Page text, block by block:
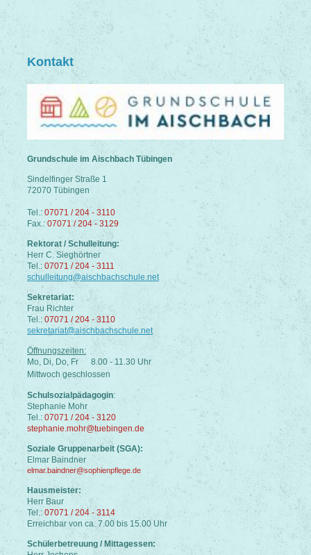
Kontakt
Grundschule im Aischbach Tübingen
Sindelfinger Straße 1
72070 Tübingen
Tel.: 07071 / 204 - 3110
Fax.:07071 / 204 - 3129
Rektorat / Schulleitung:
Herr C. Sieghörtner
Tel.: 07071 / 204 - 3111
schulleitung@aischbachschule.net
Sekretariat:
Frau Richter
Tel.: 07071 / 204 - 3110
sekretariat@aischbachschule.net
Öffnungszeiten:
Mo, Di, Do, Fr 8.00 - 11.30 Uhr
Mittwoch geschlossen
Schulsozialpädagogin:
Stephanie Mohr
Tel.: 07071 / 204 - 3120
stephanie.mohr@tuebingen.de
Soziale Gruppenarbeit (SGA):
Elmar Baindner
elmar.baindner@sophienpflege.de
Hausmeister:
Herr Baur
Tel.: 07071 / 204 - 3114
Erreichbar von ca. 7.00 bis 15.00 Uhr
Schülerbetreuung / Mittagessen: